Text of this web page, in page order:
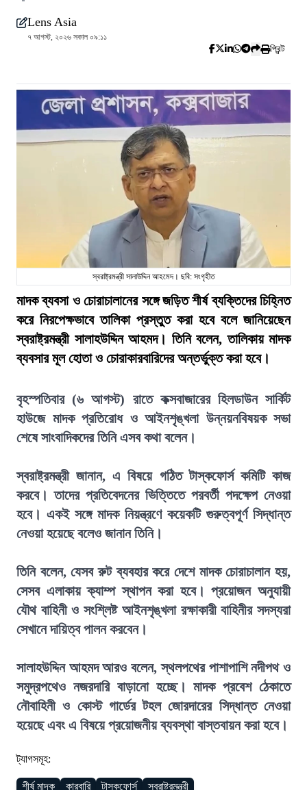
Lens Asia
৭ আগস্ট, ২০২৬ সকাল ০৯:১১
প্রিন্ট
স্বরাষ্ট্রমন্ত্রী সালাউদ্দিন আহমেদ। ছবি: সংগৃহীত
মাদক ব্যবসা ও চোরাচালানের সঙ্গে জড়িত শীর্ষ ব্যক্তিদের চিহ্নিত
করে নিরপেক্ষভাবে তালিকা প্রস্তুত করা হবে বলে জানিয়েছেন
স্বরাষ্ট্রমন্ত্রী সালাহউদ্দিন আহমদ। তিনি বলেন, তালিকায় মাদক
ব্যবসার মূল হোতা ও চোরাকারবারিদের অন্তর্ভুক্ত করা হবে।
বৃহস্পতিবার (৬ আগস্ট) রাতে কক্সবাজারের হিলডাউন সার্কিট
হাউজে মাদক প্রতিরোধ ও আইনশৃঙ্খলা উন্নয়নবিষয়ক সভা
শেষে সাংবাদিকদের তিনি এসব কথা বলেন।
স্বরাষ্ট্রমন্ত্রী জানান, এ বিষয়ে গঠিত টাস্কফোর্স কমিটি কাজ
করবে। তাদের প্রতিবেদনের ভিত্তিতে পরবর্তী পদক্ষেপ নেওয়া
হবে। একই সঙ্গে মাদক নিয়ন্ত্রণে কয়েকটি গুরুত্বপূর্ণ সিদ্ধান্ত
নেওয়া হয়েছে বলেও জানান তিনি।
তিনি বলেন, যেসব রুট ব্যবহার করে দেশে মাদক চোরাচালান হয়,
সেসব এলাকায় ক্যাম্প স্থাপন করা হবে। প্রয়োজন অনুযায়ী
যৌথ বাহিনী ও সংশ্লিষ্ট আইনশৃঙ্খলা রক্ষাকারী বাহিনীর সদস্যরা
সেখানে দায়িত্ব পালন করবেন।
সালাহউদ্দিন আহমদ আরও বলেন, স্থলপথের পাশাপাশি নদীপথ ও
সমুদ্রপথেও নজরদারি বাড়ানো হচ্ছে। মাদক প্রবেশ ঠেকাতে
নৌবাহিনী ও কোস্ট গার্ডের টহল জোরদারের সিদ্ধান্ত নেওয়া
হয়েছে এবং এ বিষয়ে প্রয়োজনীয় ব্যবস্থা বাস্তবায়ন করা হবে।
ট্যাগসমূহ:
শীর্ষ মাদক কারবারি টাস্কফোর্স স্বরাষ্ট্রমন্ত্রী